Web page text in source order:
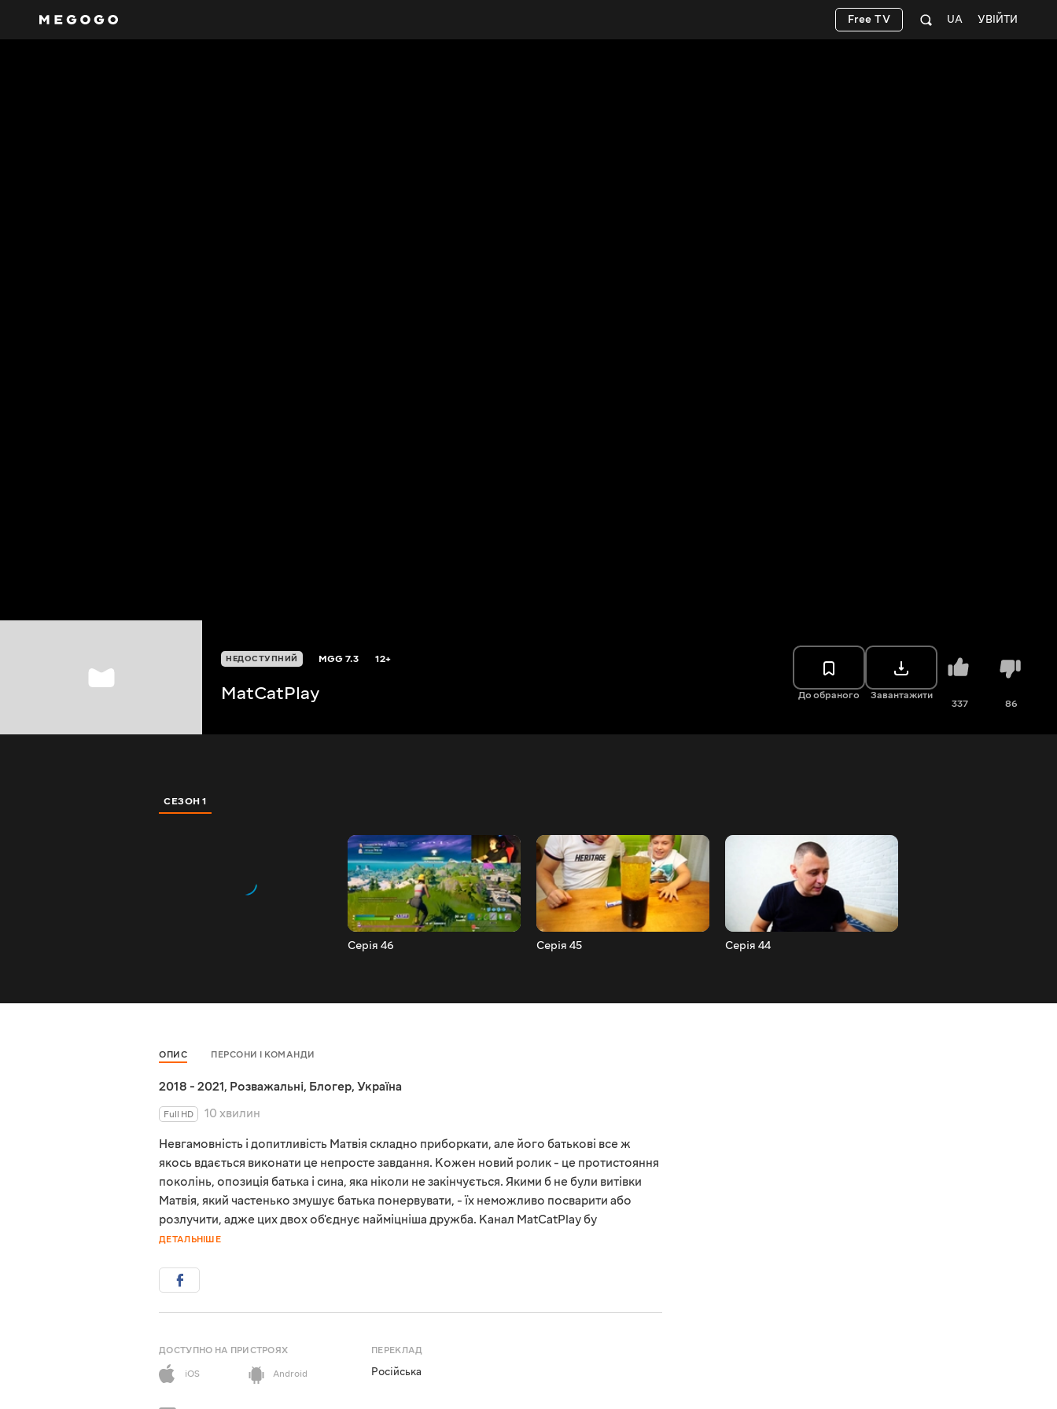
УВІЙТИ
UA
Free TV
НЕДОСТУПНИЙ MGG7.3 12+
MatCatPlay До обраного Завантажити
337 86
СЕЗОН 1
Серія 46 Серія 45 Серія 44
ОПИС ПЕРСОНИ І КОМАНДИ
2018 - 2021, Розважальні, Блогер, Україна
Full HD
10 хвилин
Невгамовність і допитливість Матвія складно приборкати, але його батькові все ж
якось вдається виконати це непросте завдання. Кожен новий ролик - це протистояння
поколінь, опозиція батька і сина, яка ніколи не закінчується. Якими б не були витівки
Матвія, який частенько змушує батька понервувати, - їх неможливо посварити або
розлучити, адже цих двох об'єднує найміцніша дружба. Канал MatCatPlay бу
ДЕТАЛЬНІШЕ
ДОСТУПНО НА ПРИСТРОЯХ
iOS
Android
ПЕРЕКЛАД
Російська